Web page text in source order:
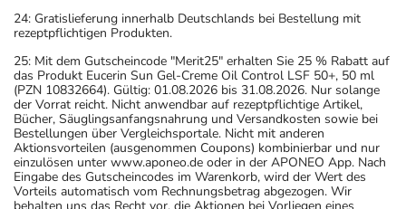
24: Gratislieferung innerhalb Deutschlands bei Bestellung mit
rezeptpflichtigen Produkten.
25: Mit dem Gutscheincode "Merit25" erhalten Sie 25 % Rabatt auf
das Produkt Eucerin Sun Gel-Creme Oil Control LSF 50+, 50 ml
(PZN 10832664). Gültig: 01.08.2026 bis 31.08.2026. Nur solange
der Vorrat reicht. Nicht anwendbar auf rezeptpflichtige Artikel,
Bücher, Säuglingsanfangsnahrung und Versandkosten sowie bei
Bestellungen über Vergleichsportale. Nicht mit anderen
Aktionsvorteilen (ausgenommen Coupons) kombinierbar und nur
einzulösen unter www.aponeo.de oder in der APONEO App. Nach
Eingabe des Gutscheincodes im Warenkorb, wird der Wert des
Vorteils automatisch vom Rechnungsbetrag abgezogen. Wir